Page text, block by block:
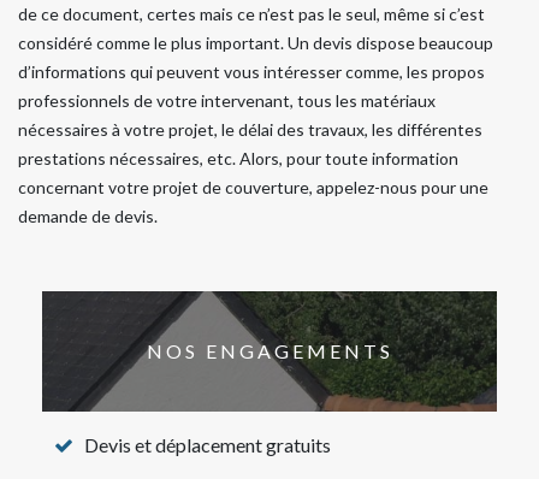
de ce document, certes mais ce n’est pas le seul, même si c’est
considéré comme le plus important. Un devis dispose beaucoup
d’informations qui peuvent vous intéresser comme, les propos
professionnels de votre intervenant, tous les matériaux
nécessaires à votre projet, le délai des travaux, les différentes
prestations nécessaires, etc. Alors, pour toute information
concernant votre projet de couverture, appelez-nous pour une
demande de devis.
NOS ENGAGEMENTS
Devis et déplacement gratuits